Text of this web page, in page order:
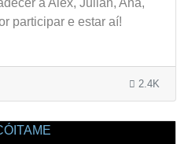
participar e estar aí!
2.4K